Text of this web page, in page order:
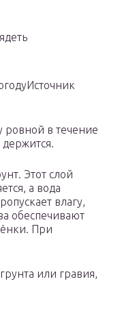
ровной в течение
Этот слой
а вода
влагу,
обеспечивают
При
или гравия,